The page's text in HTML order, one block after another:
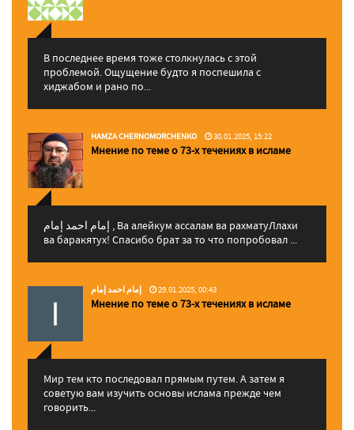
В последнее время тоже столкнулась с этой
проблемой. Ощущение будто я поспешила с
хиджабом и рано по...
HAMZA CHERNOMORCHENKO 30.01.2025, 15:22
Мнение по теме о 73-х течениях в исламе
إمام احمد إمام , Ва алейкум ассалам ва рахматуЛлахи
ва баракятух! Спасибо брат за то что попробовал ...
إمام احمد إمام 29.01.2025, 00:43
Мнение по теме о 73-х течениях в исламе
Мир тем кто последовал прямым путем. А затем я
советую вам изучить основы ислама прежде чем
говорить...